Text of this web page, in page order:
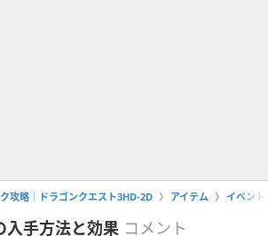
攻略｜ドラゴンクエスト3HD-2D アイテム イベント
入手方法と効果 コメント